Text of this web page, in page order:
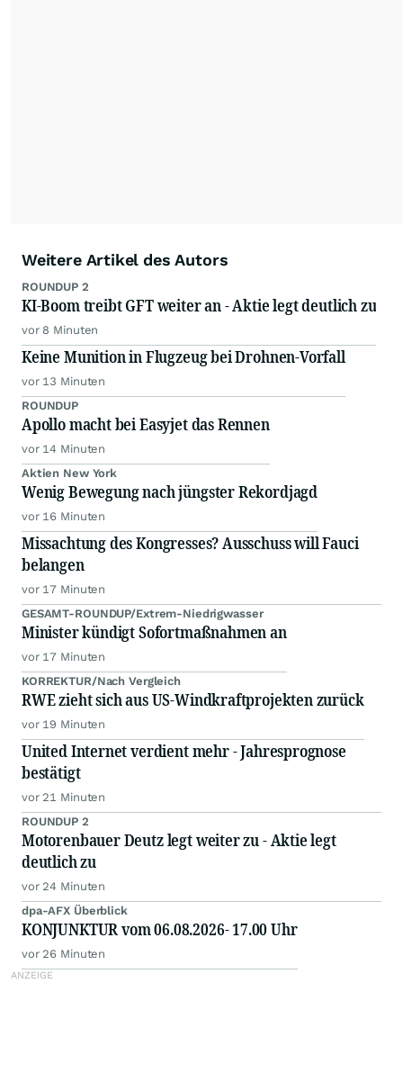
Weitere Artikel des Autors
ROUNDUP 2
KI-Boom treibt GFT weiter an - Aktie legt deutlich zu
vor 8 Minuten
Keine Munition in Flugzeug bei Drohnen-Vorfall
vor 13 Minuten
ROUNDUP
Apollo macht bei Easyjet das Rennen
vor 14 Minuten
Aktien New York
Wenig Bewegung nach jüngster Rekordjagd
vor 16 Minuten
Missachtung des Kongresses? Ausschuss will Fauci
belangen
vor 17 Minuten
GESAMT-ROUNDUP/Extrem-Niedrigwasser
Minister kündigt Sofortmaßnahmen an
vor 17 Minuten
KORREKTUR/Nach Vergleich
RWE zieht sich aus US-Windkraftprojekten zurück
vor 19 Minuten
United Internet verdient mehr - Jahresprognose
bestätigt
vor 21 Minuten
ROUNDUP 2
Motorenbauer Deutz legt weiter zu - Aktie legt
deutlich zu
vor 24 Minuten
dpa-AFX Überblick
KONJUNKTUR vom 06.08.2026- 17.00 Uhr
vor 26 Minuten